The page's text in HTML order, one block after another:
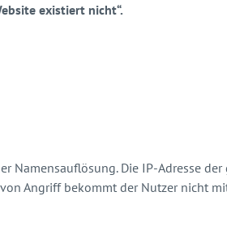
existiert nicht“.
Namensauflösung. Die IP-Adresse der
Angriff bekommt der Nutzer nicht